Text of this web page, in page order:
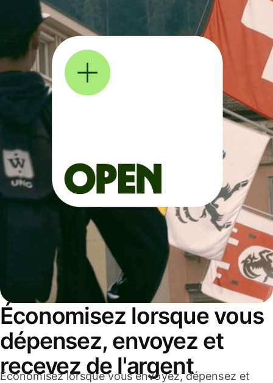
Économisez lorsque vous
dépensez, envoyez et
recevez de l'argent
Économisez lorsque vous envoyez, dépensez et